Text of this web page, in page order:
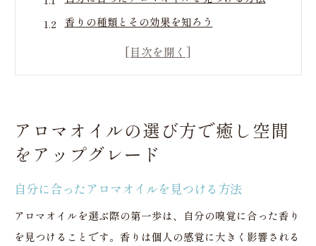
香りの種類とその効果を知ろう
目的別アロマオイル選びのコツ
香りで作る癒しの空間アロマオイルの力
ディフューザーで香りを広げる方法
アロマキャンドルでムードを演出
香りの持続性と効果的な利用法
シンプルなアイディアで空間を変える
アロマオイルの選び方で癒し空間
をアップグレード
自分に合ったアロマオイルを見つける方法
アロマオイルを選ぶ際の第一歩は、自分の嗅覚に合った香り
を見つけることです。香りは個人の感覚に大きく影響される